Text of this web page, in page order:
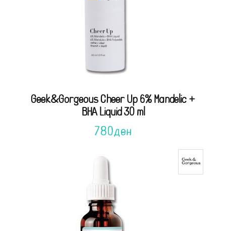
Geek&Gorgeous Cheer Up 6% Mandelic +
BHA Liquid 30 ml
780ден